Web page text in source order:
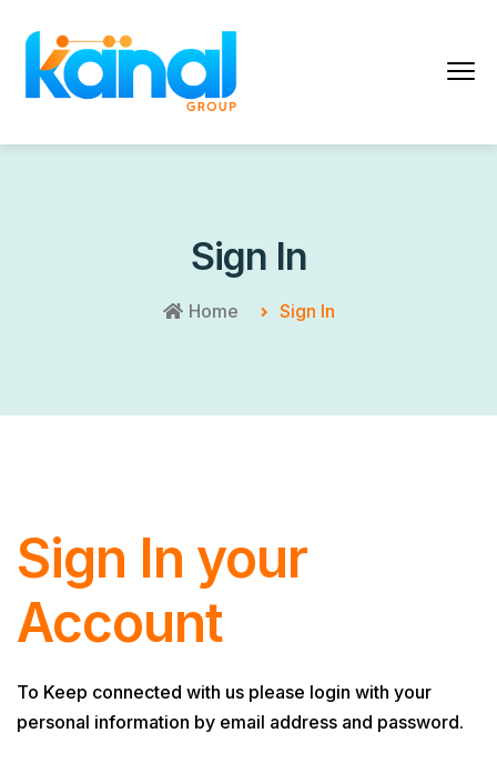
Sign In
Home Sign In
Sign In your
Account
To Keep connected with us please login with your
personal information by email address and password.